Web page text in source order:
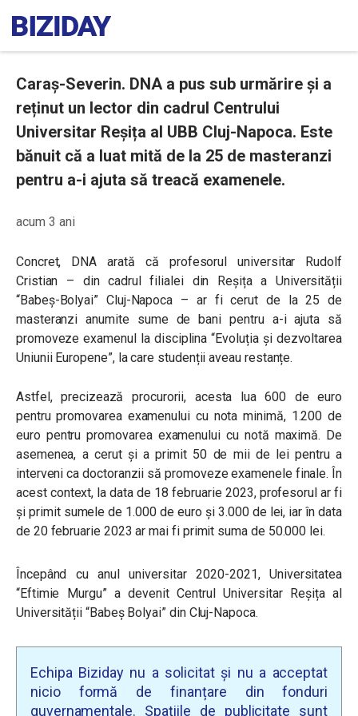
Caraș-Severin. DNA a pus sub urmărire și a
reținut un lector din cadrul Centrului
Universitar Reșița al UBB Cluj-Napoca. Este
bănuit că a luat mită de la 25 de masteranzi
pentru a-i ajuta să treacă examenele.
acum 3 ani
Concret, DNA arată că profesorul universitar Rudolf
Cristian – din cadrul filialei din Reșița a Universității
“Babeș-Bolyai” Cluj-Napoca – ar fi cerut dela 25 de
masteranzi anumite sume de bani pentru a-i ajuta să
promoveze examenul la disciplina “Evoluția și dezvoltarea
Uniunii Europene”, la care studenții aveau restanțe.
Astfel, precizează procurorii, acesta lua 600 de euro
pentru promovarea examenului cu nota minimă, 1.200 de
euro pentru promovarea examenului cu notă maximă. De
asemenea, a cerut și a primit 50 de mii de lei pentru a
interveni ca doctoranzii să promoveze examenele finale. În
acest context, la data de 18 februarie 2023, profesorul ar fi
și primit sumele de 1.000 de euro și 3.000 de lei, iar în data
de 20 februarie 2023 ar mai fi primit suma de 50.000 lei.
Începând cu anul universitar 2020-2021, Universitatea
“Eftimie Murgu” a devenit Centrul Universitar Reșița al
Universității “Babeș Bolyai” din Cluj-Napoca.
Echipa Biziday nu a solicitat și nu a acceptat
nicio formă de finanțare din fonduri
guvernamentale. Spațiile de publicitate sunt